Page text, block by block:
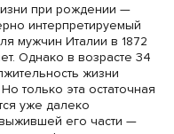
при рождении —
интерпретируемый
мужчин Италии в 1872
Однако в возрасте 34
жизни
только эта остаточная
уже далеко
его части —